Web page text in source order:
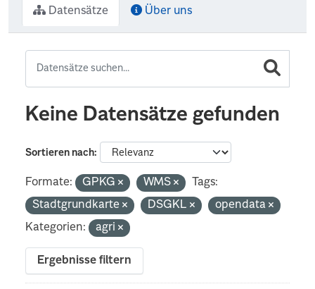
Datensätze Über uns
Keine Datensätze gefunden
Sortieren nach
Formate: GPKG WMS
Tags:
Stadtgrundkarte
DSGKL
opendata
Kategorien:
agri
Ergebnisse filtern